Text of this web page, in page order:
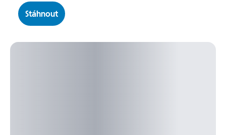
Stáhnout